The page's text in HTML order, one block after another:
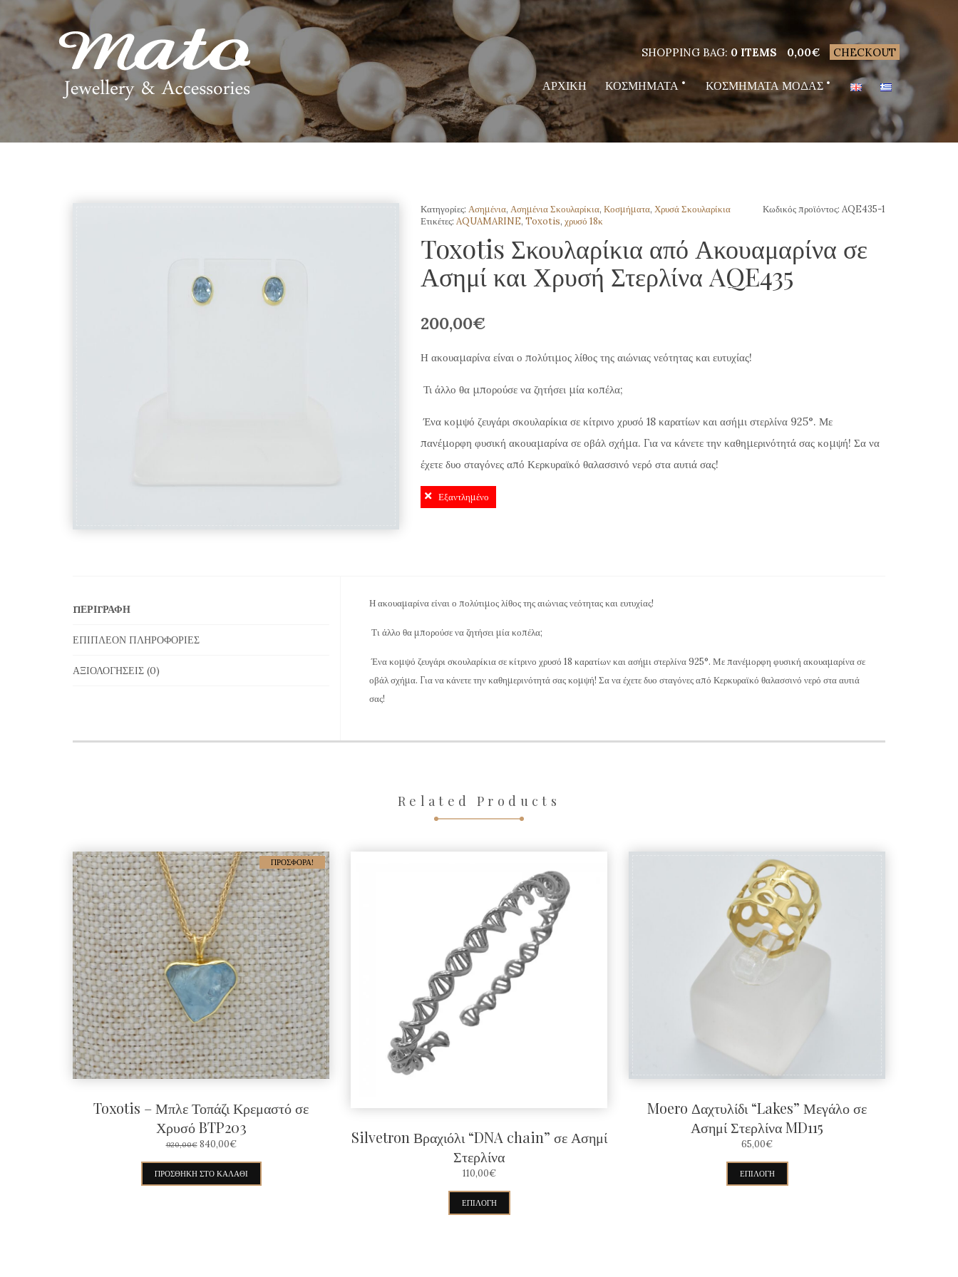
SHOPPING BAG: 0 ITEMS 0,00€ CHECKOUT
ΑΡΧΙΚΗ ΚΟΣΜΗΜΑΤΑ ΚΟΣΜΗΜΑΤΑ ΜΟΔΑΣ
Κωδικός προϊόντος: AQE435-1
Κατηγορίες: Ασημένια, Ασημένια Σκουλαρίκια, Κοσμήματα, Χρυσά Σκουλαρίκια
Ετικέτες: AQUAMARINE, Toxotis, χρυσό 18κ
Toxotis Σκουλαρίκια από Ακουαμαρίνα σε
Ασημί και Χρυσή Στερλίνα AQE435
200,00€
Η ακουαμαρίνα είναι ο πολύτιμος λίθος της αιώνιας νεότητας και ευτυχίας!
Τι άλλο θα μπορούσε να ζητήσει μία κοπέλα;
Ένα κομψό ζευγάρι σκουλαρίκια σε κίτρινο χρυσό 18 καρατίων και ασήμι στερλίνα 925°. Με
πανέμορφη φυσική ακουαμαρίνα σε οβάλ σχήμα. Για να κάνετε την καθημερινότητά σας κομψή! Σα να
έχετε δυο σταγόνες από Κερκυραϊκό θαλασσινό νερό στα αυτιά σας!
Εξαντλημένο
ΠΕΡΙΓΡΑΦΉ
ΕΠΙΠΛΈΟΝ ΠΛΗΡΟΦΟΡΊΕΣ
ΑΞΙΟΛΟΓΉΣΕΙΣ (0)
Η ακουαμαρίνα είναι ο πολύτιμος λίθος της αιώνιας νεότητας και ευτυχίας!
Τι άλλο θα μπορούσε να ζητήσει μία κοπέλα;
Ένα κομψό ζευγάρι σκουλαρίκια σε κίτρινο χρυσό 18 καρατίων και ασήμι στερλίνα 925°. Με πανέμορφη φυσική ακουαμαρίνα σε
οβάλ σχήμα. Για να κάνετε την καθημερινότητά σας κομψή! Σα να έχετε δυο σταγόνες από Κερκυραϊκό θαλασσινό νερό στα αυτιά
σας!
Related Products
ΠΡΟΣΦΟΡΆ!
Toxotis – Μπλε Τοπάζι Κρεμαστό σε
Χρυσό BTP203
920,00€ ORIGINAL
WAS:
920,00€.
840,00€Η
ΤΙΜΉ
ΕΊΝΑΙ:
ΠΡΟΣΘΉΚΗ ΣΤΟ ΚΑΛΆΘΙ
Silvetron Βραχιόλι “DNA chain” σε Ασημί
Στερλίνα
110,00€
ΕΠΙΛΟΓΉ
Moero Δαχτυλίδι “Lakes” Μεγάλο σε
Ασημί Στερλίνα MD115
65,00€
ΕΠΙΛΟΓΉ